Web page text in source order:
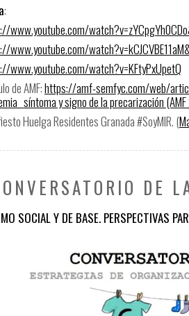
:
www.youtube.com/watch?
www.youtube.com/watch?
www.youtube.com/watch?v=KFtyPxUpetQ
de AMF:https://amf-semfyc.com/web/
síntoma y signo de la precarización
Huelga Residentes Granada #SoyMIR. (
DE
SOCIAL Y DE BASE. PERSPECTIVAS